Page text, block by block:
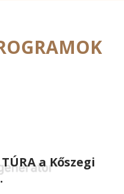
TÚRA a Kőszegi